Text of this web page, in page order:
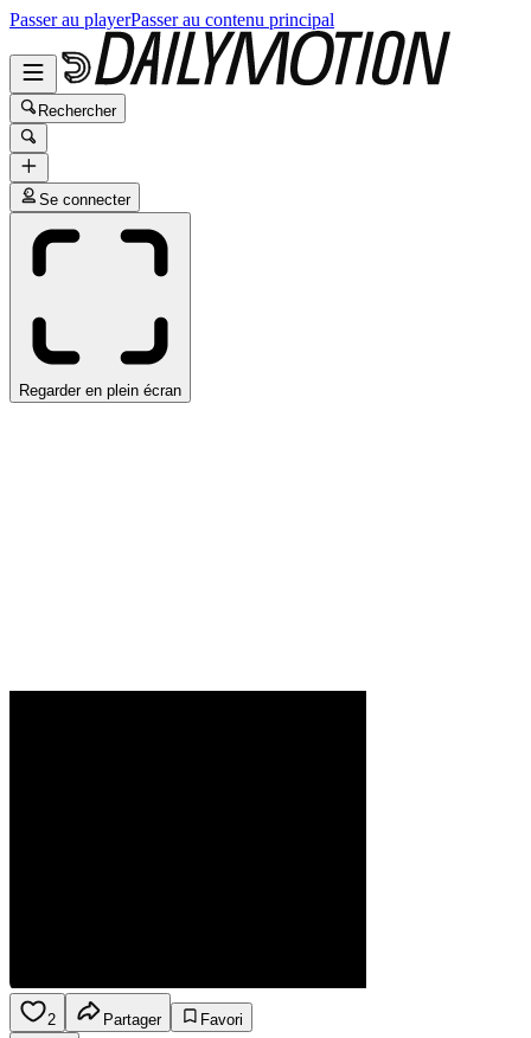
Passer au playerPasser au contenu principal
Rechercher
Se connecter
Regarder en plein écran
2 Partager
Favori